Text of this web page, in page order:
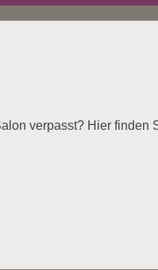
verpasst? Hier finden